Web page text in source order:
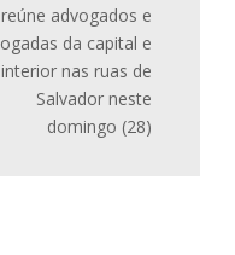
reúne advogados e
da capital e
interior nas ruas de
Salvador neste
domingo (28)